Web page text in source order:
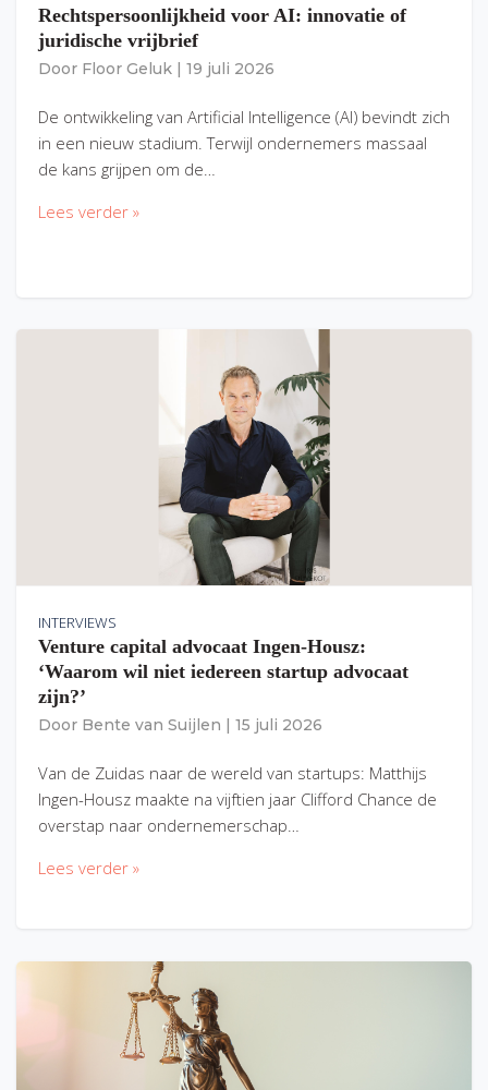
Rechtspersoonlijkheid voor AI: innovatie of
juridische vrijbrief
Door Floor Geluk 19 juli 2026
De ontwikkeling van Artificial Intelligence (AI) bevindt zich
in een nieuw stadium. Terwijl ondernemers massaal
de kans grijpen om de…
Lees verder »
INTERVIEWS
Venture capital advocaat Ingen-Housz:
‘Waarom wil niet iedereen startup advocaat
zijn?’
Door Bente van Suijlen 15 juli 2026
Van de Zuidas naar de wereld van startups: Matthijs
Ingen-Housz maakte na vijftien jaar Clifford Chance de
overstap naar ondernemerschap…
Lees verder »